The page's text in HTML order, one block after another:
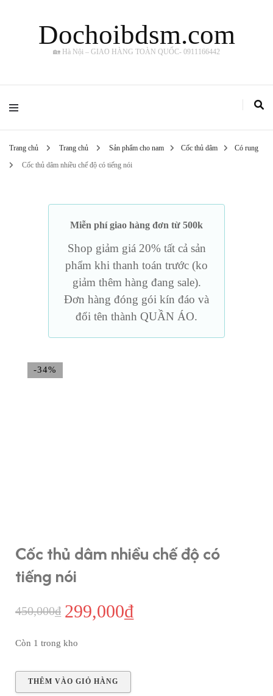
Dochoibdsm.com
🏡 Hà Nội – GIAO HÀNG TOÀN QUỐC- 0911166442
Trang chủ Trang chủ Sản phẩm cho nam Cốc thủ dâm
Có rung
Cốc thủ dâm nhiều chế độ có tiếng nói
Miễn phí giao hàng đơn từ 500k
Shop giảm giá 20% tất cả sản
phẩm khi thanh toán trước (ko
giảm thêm hàng đang sale).
Đơn hàng đóng gói kín đáo và
đổi tên thành QUẦN ÁO.
-34%
Cốc thủ dâm nhiều chế độ có
tiếng nói
450,000₫ Giá
450,000₫.
299,000₫Giá
Còn 1 trong kho
Cốc
thủ
THÊM VÀO GIỎ HÀNG